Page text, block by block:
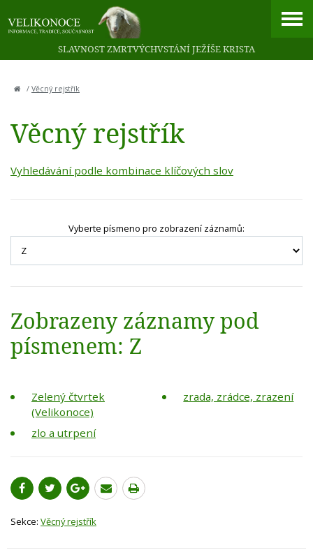
SLAVNOST ZMRTVÝCHVSTÁNÍ JEŽÍŠE KRISTA
/ Věcný rejstřík
Věcný rejstřík
Vyhledávání podle kombinace klíčových slov
Vyberte písmeno pro zobrazení záznamů:
Zobrazeny záznamy pod
písmenem: Z
Zelený čtvrtek
(Velikonoce)
zlo a utrpení
zrada, zrádce, zrazení
Sekce: Věcný rejstřík